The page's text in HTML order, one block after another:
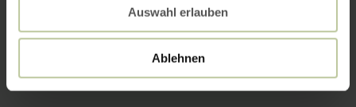
Auswahl erlauben
Ablehnen